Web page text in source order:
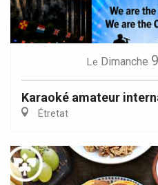
Le Dimanche 9
Karaoké amateur
Étretat